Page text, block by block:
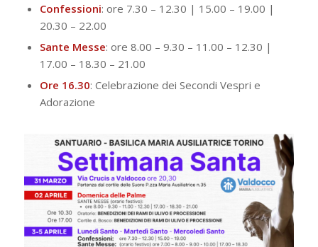
Confessioni: ore 7.30 – 12.30 | 15.00 – 19.00 |
20.30 – 22.00
Sante Messe: ore 8.00 – 9.30 – 11.00 – 12.30 |
17.00 – 18.30 – 21.00
Ore 16.30: Celebrazione dei Secondi Vespri e
Adorazione